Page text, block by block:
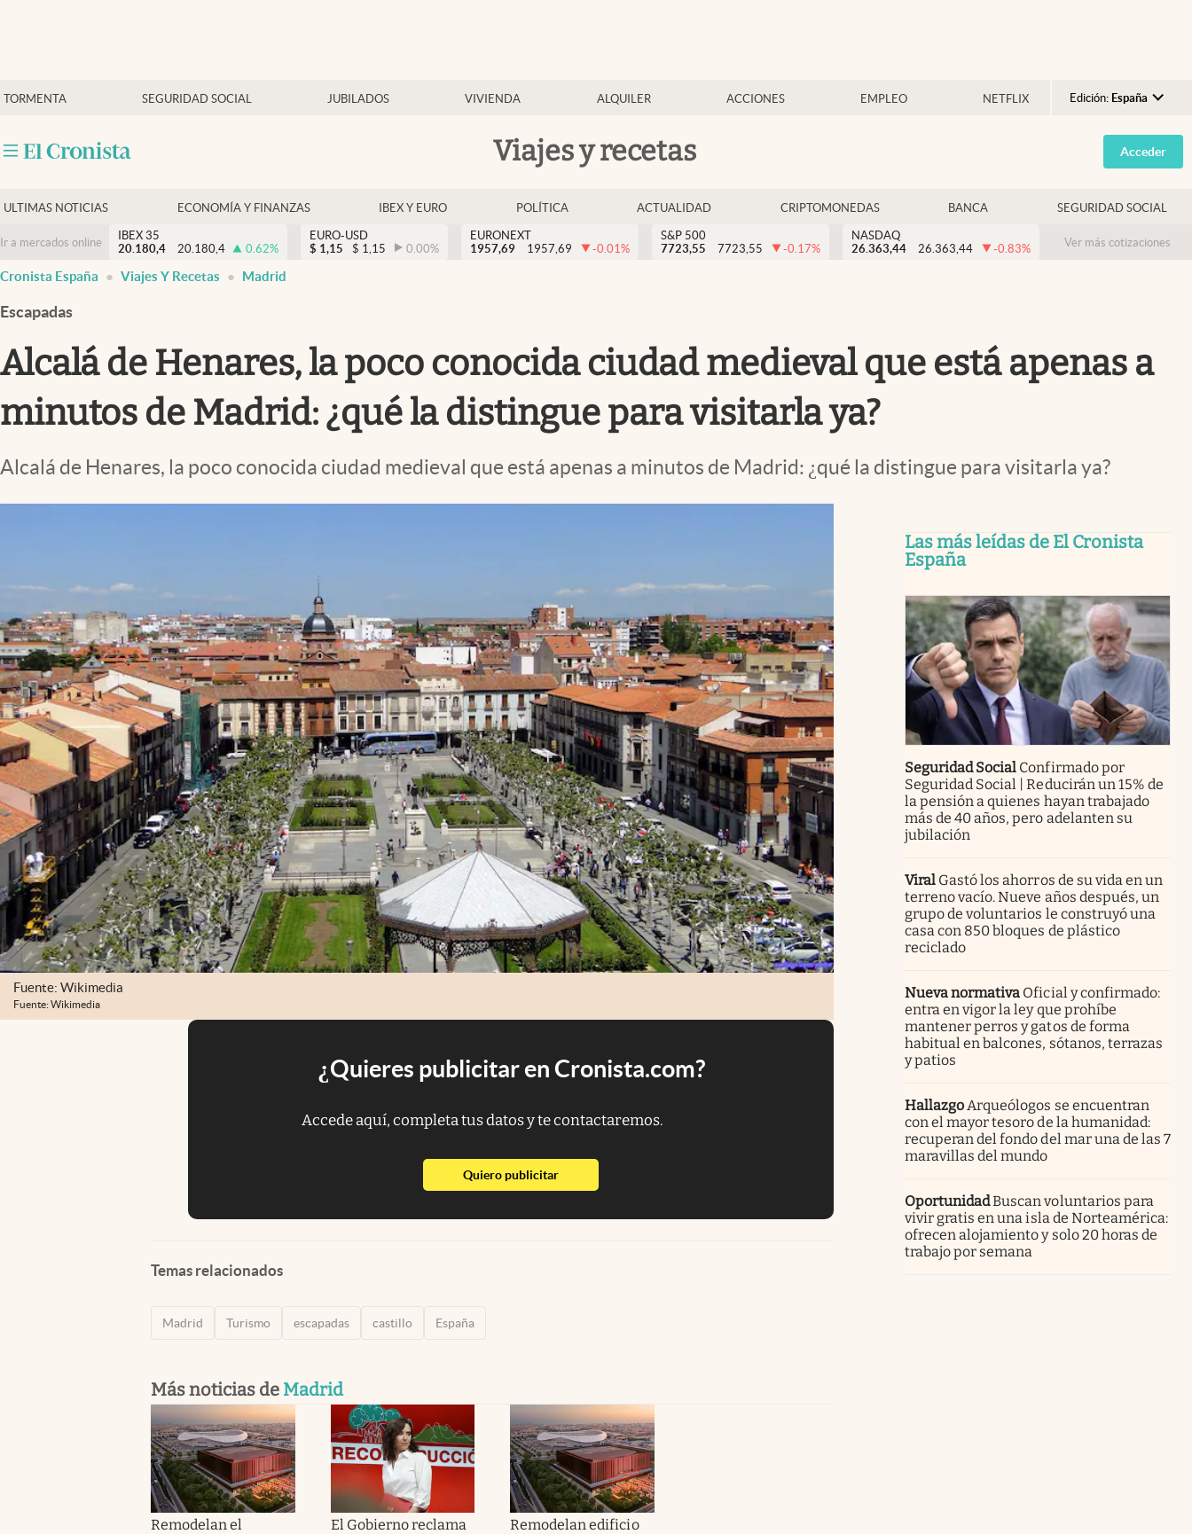
TORMENTA SEGURIDAD SOCIAL JUBILADOS VIVIENDA ALQUILER ACCIONES EMPLEO NETFLIX Edición: España
Argentina
España
USA
Colombia
Viajes y recetas
Economía y finanzas
Criptomonedas
Acceder
ULTIMAS NOTICIAS ECONOMÍA Y FINANZAS IBEX Y EURO POLÍTICA ACTUALIDAD CRIPTOMONEDAS BANCA SEGURIDAD SOCIAL
Ir a mercados online
IBEX 35
20.180,4
20.180,4 0.62%
EURO-USD
$ 1,15 $ 1,15 0.00%
EURONEXT
1957,69
1957,69 -0.01%
S&P 500
7723,55
7723,55 -0.17%
NASDAQ
26.363,44
26.363,44 -0.83% Ver más cotizaciones
Cronista España Viajes Y Recetas Madrid
Escapadas
Alcalá de Henares, la poco conocida ciudad medieval que está apenas a
minutos de Madrid: ¿qué la distingue para visitarla ya?
Alcalá de Henares, la poco conocida ciudad medieval que está apenas a minutos de Madrid: ¿qué la distingue para visitarla ya?
Fuente: Wikimedia
Fuente: Wikimedia
¿Quieres publicitar en Cronista.com?
Accede aquí, completa tus datos y te contactaremos.
Quiero publicitarabre en nueva pestaña
Temas relacionados
Madrid Turismo escapadas castillo España
Más noticias de Madrid
Remodelan el
El Gobierno reclama
Remodelan edificio
Las más leídas de El Cronista
España
Seguridad Social Confirmado por
Seguridad Social | Reducirán un 15% de
la pensión a quienes hayan trabajado
más de 40 años, pero adelanten su
jubilación
Viral Gastó los ahorros de su vida en un
terreno vacío. Nueve años después, un
grupo de voluntarios le construyó una
casa con 850 bloques de plástico
reciclado
Nueva normativa Oficial y confirmado:
entra en vigor la ley que prohíbe
mantener perros y gatos de forma
habitual en balcones, sótanos, terrazas
y patios
HallazgoArqueólogos se encuentran
con el mayor tesoro de la humanidad:
recuperan del fondo del mar una de las 7
maravillas del mundo
OportunidadBuscan voluntarios para
vivir gratis en una isla de Norteamérica:
ofrecen alojamiento y solo 20 horas de
trabajo por semana